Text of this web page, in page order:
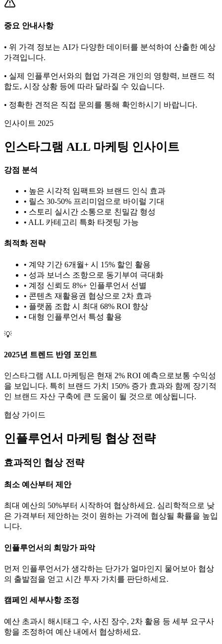
중요 안내사항
• 위 가격 정보는 AI가 다양한 데이터를 분석하여 산출한 예상
가격입니다.
• 실제 인플루언서와의 협업 가격은 개인의 영향력, 브랜드 적
합도, 시장 상황 등에 따라 달라질 수 있습니다.
• 정확한 견적은 직접 문의를 통해 확인하시기 바랍니다.
인사이트 2025
인스타그램 ALL 마케팅 인사이트
강점 분석
• 높은 시각적 임팩트와 브랜드 인식 효과
• 릴스 30-50% 프리미엄으로 바이럴 기대
• 스토리 실시간 소통으로 친밀감 형성
• ALL 카테고리 특화 타겟팅 가능
최적화 전략
• 계약 기간 6개월+ 시 15% 할인 활용
• 성과 보너스 조항으로 동기부여 극대화
• 계정 신뢰도 8%+ 인플루언서 선별
• 콘텐츠 재활용권 협상으로 2차 효과
• 플랫폼 조합 시 최대 68% ROI 향상
• 대형 인플루언서 특성 활용
💡
2025년 트렌드 반영 포인트
인스타그램 ALL 마케팅은 현재 2% ROI 예측으로 보통 수익성
을 보입니다. 특히 브랜드 가치
150% 증가 효과와 함께 장기적
인 브랜드 자산 구축에 큰 도움이 될 것으로 예상됩니다.
협상 가이드
인플루언서 마케팅 협상 전략
효과적인 협상 전략
최소 예산부터 제안
최대 예산의 50%부터 시작하여 협상하세요. 심리학적으로 낮
은 가격부터 제안하는 것이 원하는 가격에 협상될 확률을 높입
니다.
인플루언서의 희망가 파악
먼저 인플루언서가 생각하는 단가가 얼마인지 물어보아 협상
의 출발점을 얻고 시간 투자 가치를 판단하세요.
캠페인 세부사항 조정
예산 초과시 해시태그 수, 사진 장수, 2차 활용 등 세부 요구사
항을 조정하여 예산 내에서 협상하세요.